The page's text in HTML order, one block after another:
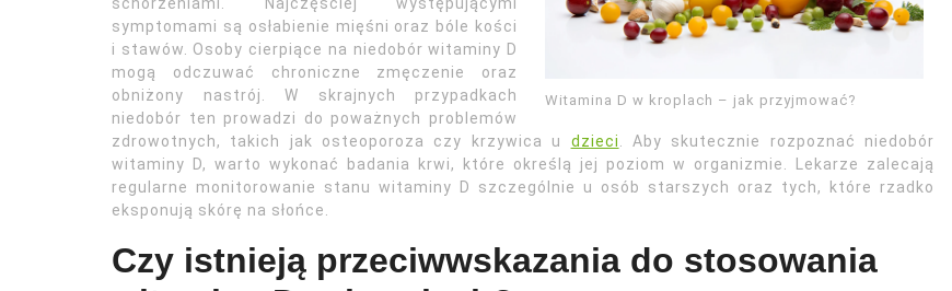
Witamina D w kroplach – jak przyjmować?
symptomami są osłabienie mięśni oraz bóle kości
i stawów. Osoby cierpiące na niedobór witaminy D
mogą odczuwać chroniczne zmęczenie oraz
obniżony nastrój. W skrajnych przypadkach
niedobór ten prowadzi do poważnych problemów
zdrowotnych, takich jak osteoporoza czy krzywica u dzieci . Aby skutecznie rozpoznać niedobór
witaminy D, warto wykonać badania krwi, które określą jej poziom w organizmie. Lekarze zalecają
regularne monitorowanie stanu witaminy D szczególnie u osób starszych oraz tych, które rzadko
eksponują skórę na słońce.
Czy istnieją przeciwwskazania do stosowania